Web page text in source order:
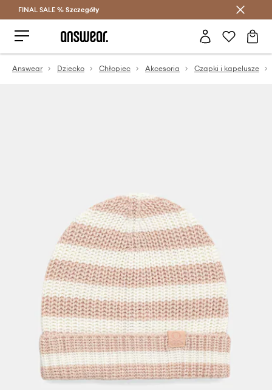
Oszczędzaj z Answear Club >
FINAL SALE % Szczegóły
Answear Dziecko Chłopiec Akcesoria Czapki i kapelusze